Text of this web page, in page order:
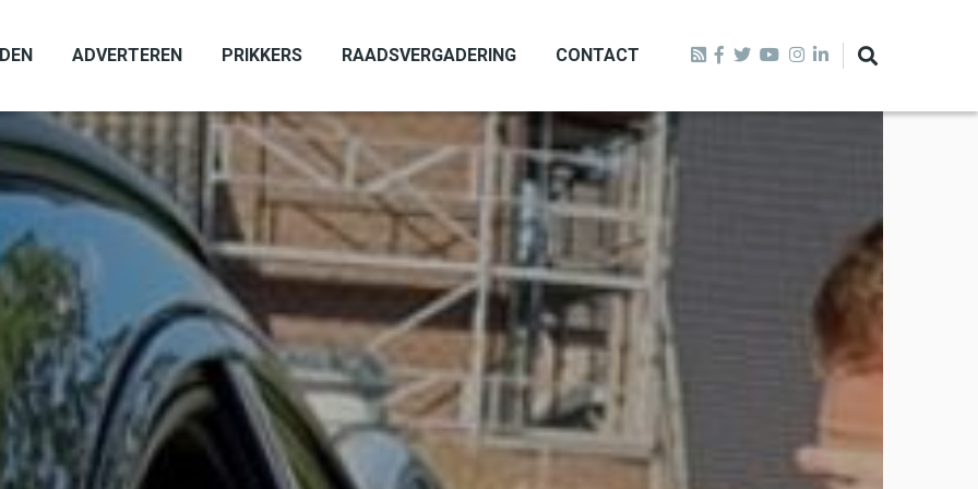
ADVERTEREN PRIKKERS RAADSVERGADERING CONTACT